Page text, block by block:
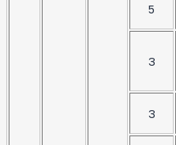
5
3
3